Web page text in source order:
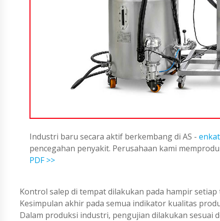
Industri baru secara aktif berkembang di AS -
pencegahan penyakit. Perusahaan kami
PDF >>
Kontrol salep di tempat dilakukan pada hampir
Kesimpulan akhir pada semua indikator kualitas
Dalam produksi industri, pengujian dilakukan sesuai